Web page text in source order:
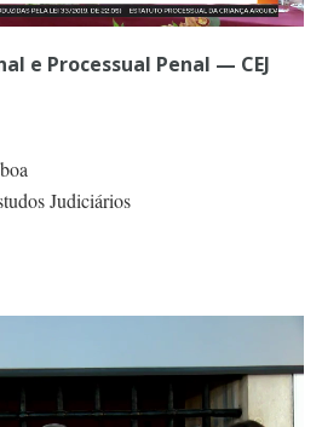
e Processual Penal — CEJ
Judiciários